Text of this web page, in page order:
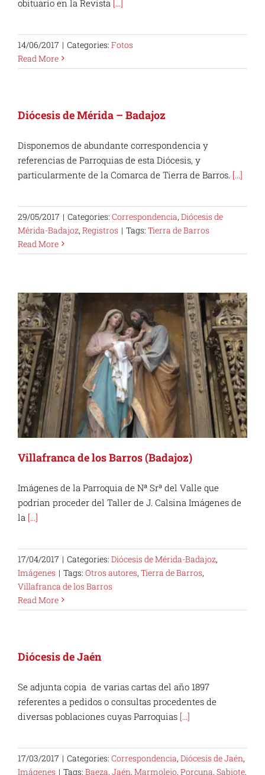
obituario en la Revista [...]
14/06/2017 | Categories: Fotos
Read More
Diócesis de Mérida – Badajoz
Disponemos de abundante correspondencia y
referencias de Parroquias de esta Diócesis, y
particularmente de la Comarca de Tierra de Barros. [...]
29/05/2017 | Categories: Correspondencia, Diócesis de
Mérida-Badajoz, Registros | Tags: Tierra de Barros
Read More
Villafranca de los Barros (Badajoz)
Imágenes de la Parroquia de Nª Srª del Valle que
podrían proceder del Taller de J. Calsina Imágenes de
la [...]
17/04/2017 | Categories: Diócesis de Mérida-Badajoz,
Imágenes | Tags: Otros autores, Tierra de Barros,
Villafranca de los Barros
Read More
Diócesis de Jaén
Se adjunta copia de varias cartas del año 1897
referentes a pedidos o consultas procedentes de
diversas poblaciones cuyas Parroquias [...]
17/03/2017 | Categories: Correspondencia, Diócesis de Jaén,
Imágenes | Tags: Baeza, Jaén, Marmolejo, Porcuna, Sabiote,